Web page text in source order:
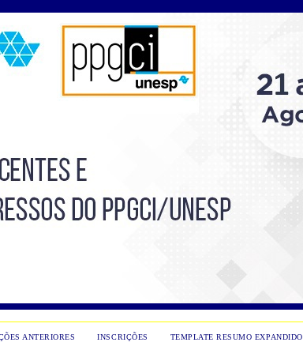
ANTERIORES INSCRIÇÕES
TEMPLATE RESUMO EXPANDIDO